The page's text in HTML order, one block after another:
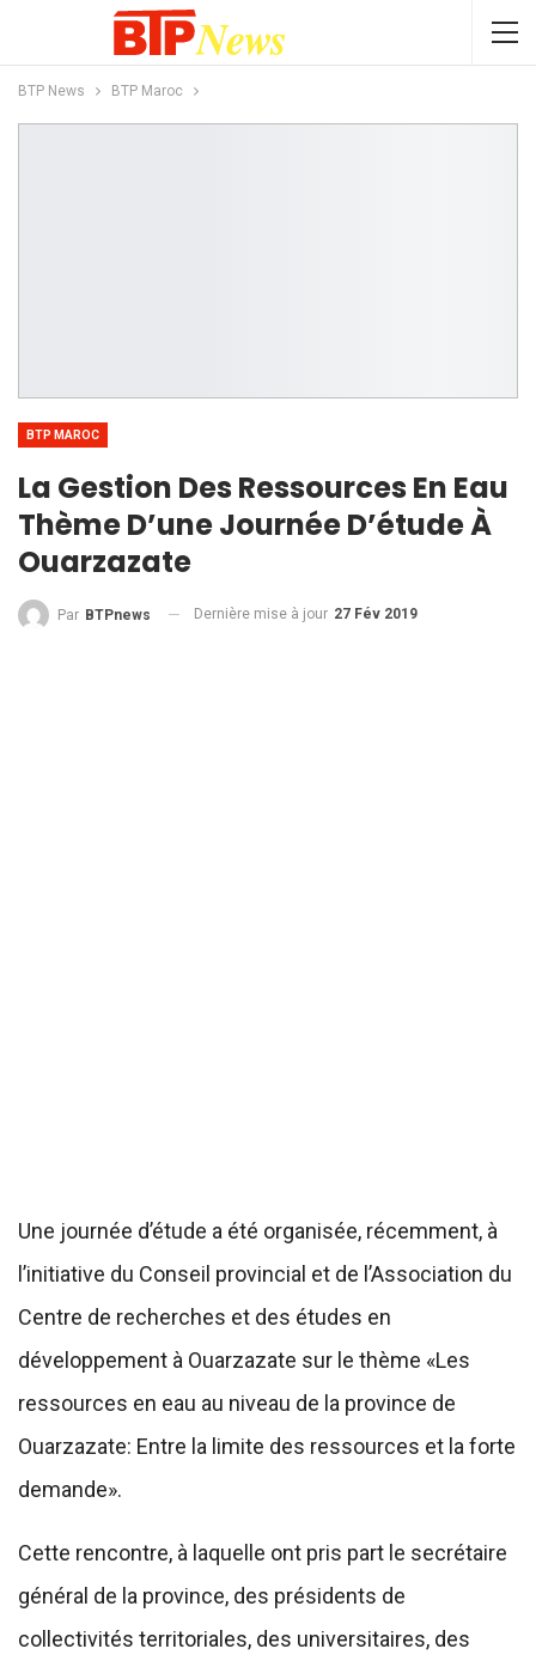
BTP News BTP Maroc
BTP MAROC
La Gestion Des Ressources En Eau
Thème D’une Journée D’étude À
Ouarzazate
Par BTPnews Dernière mise à jour 27 Fév 2019
Une journée d’étude a été organisée, récemment, à
l’initiative du Conseil provincial et de l’Association du
Centre de recherches et des études en
développement à Ouarzazate sur le thème «Les
ressources en eau au niveau de la province de
Ouarzazate: Entre la limite des ressources et la forte
demande».
Cette rencontre, à laquelle ont pris part le secrétaire
général de la province, des présidents de
collectivités territoriales, des universitaires, des